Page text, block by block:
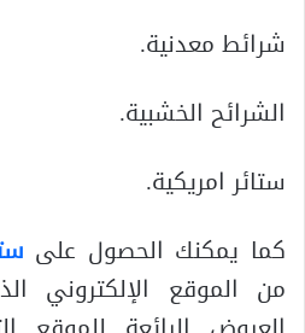
شرائط معدنية.
الشرائح الخشبية.
ستائر امريكية.
كما يمكنك الحصول على
من الموقع الإلكتروني